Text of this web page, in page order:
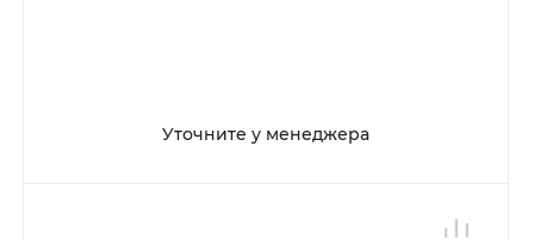
Уточните у менеджера